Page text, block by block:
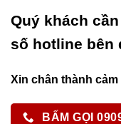
Quý khách
số hotline bên
Xin chân thành cảm
BẤM GỌI